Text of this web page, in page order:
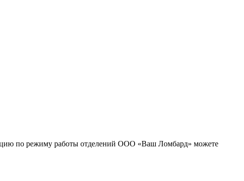
по режиму работы отделений ООО «Ваш Ломбард» можете